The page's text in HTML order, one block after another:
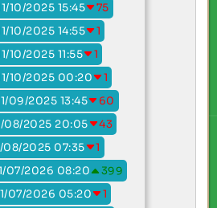
10/2025 15:45
75
10/2025 14:55
1
10/2025 11:55
1
10/2025 00:20
1
09/2025 13:45
60
08/2025 20:05
43
08/2025 07:35
1
07/2026 08:20
399
07/2026 05:20
1